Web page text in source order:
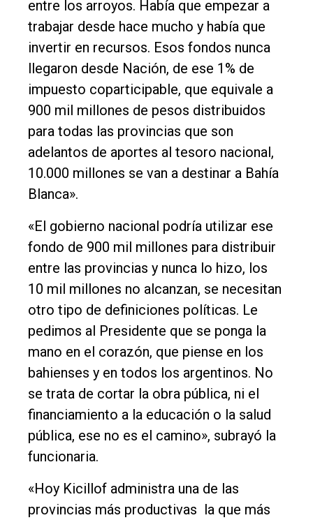
entre los arroyos. Había que empezar a
trabajar desde hace mucho y había que
invertir en recursos. Esos fondos nunca
llegaron desde Nación, de ese 1% de
impuesto coparticipable, que equivale a
900 mil millones de pesos distribuidos
para todas las provincias que son
adelantos de aportes al tesoro nacional,
10.000 millones se van a destinar a Bahía
Blanca».
«El gobierno nacional podría utilizar ese
fondo de 900 mil millones para distribuir
entre las provincias y nunca lo hizo, los
10 mil millones no alcanzan, se necesitan
otro tipo de definiciones políticas. Le
pedimos al Presidente que se ponga la
mano en el corazón, que piense en los
bahienses y en todos los argentinos. No
se trata de cortar la obra pública, ni el
financiamiento a la educación o la salud
pública, ese no es el camino», subrayó la
funcionaria.
«Hoy Kicillof administra una de las
provincias más productivas la que más